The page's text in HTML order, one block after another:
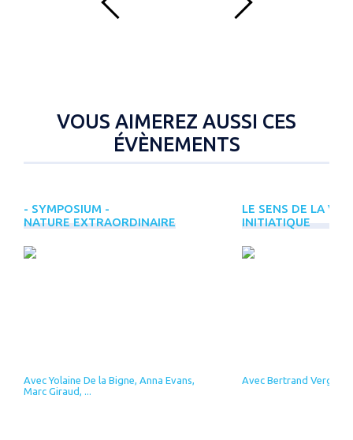
VOUS AIMEREZ AUSSI CES
ÉVÈNEMENTS
- SYMPOSIUM -
NATURE EXTRAORDINAIRE
Avec Yolaine De la Bigne, Anna Evans,
Marc Giraud, ...
LE SENS DE LA
INITIATIQUE
Avec Bertrand Vergely